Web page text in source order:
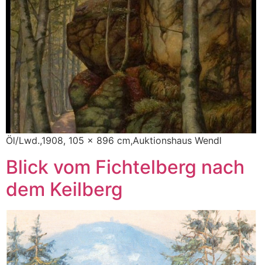
Öl/Lwd.,1908, 105 x 896 cm,Auktionshaus Wendl
Blick vom Fichtelberg nach
dem Keilberg